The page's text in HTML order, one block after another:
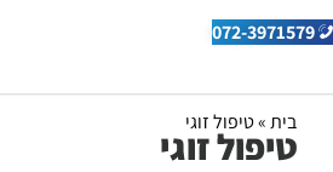
072-3971579
בית»טיפול זוגי
טיפול זוגי